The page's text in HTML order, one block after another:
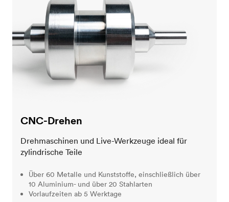
CNC-Drehen
Drehmaschinen und Live-Werkzeuge ideal für
zylindrische Teile
Über 60 Metalle und Kunststoffe, einschließlich über
10 Aluminium- und über 20 Stahlarten
Vorlaufzeiten ab 5 Werktage